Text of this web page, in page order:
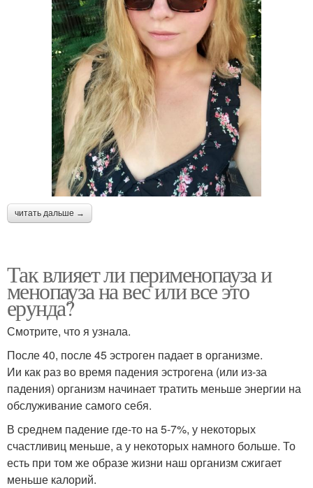
читать дальше →
Так влияет ли перименопауза и
менопауза на вес или все это
ерунда?
Смотрите, что я узнала.
После 40, после 45 эстроген падает в организме.
Ии как раз во время падения эстрогена (или из-за
падения) организм начинает тратить меньше энергии на
обслуживание самого себя.
В среднем падение где-то на 5-7%, у некоторых
счастливиц меньше, а у некоторых намного больше. То
есть при том же образе жизни наш организм сжигает
меньше калорий.